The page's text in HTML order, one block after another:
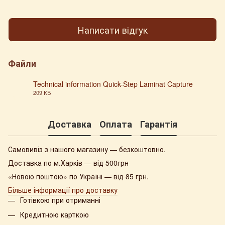
Написати відгук
Файли
Technical information Quick-Step Laminat Capture
209 КБ
Доставка Оплата Гарантія
Самовивіз з нашого магазину — безкоштовно.
Доставка по м.Харків — від 500грн
«Новою поштою» по Україні — від 85 грн.
Більше інформації про доставку
Готівкою при отриманні
Кредитною карткою